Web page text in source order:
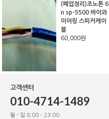
(폐업정리)조노톤 6
n sp-5500 바이와
이어링 스피커케이
블
60,000원
고객센터
010-4714-1489
월 - 일 8:00 - 23:00